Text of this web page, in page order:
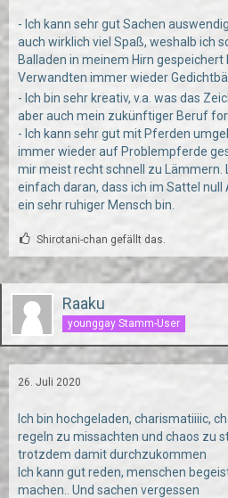
- Ich kann sehr gut Sachen
auch wirklich viel Spaß, weshalb ich
Balladen in meinem Hirn
Verwandten immer wieder
- Ich bin sehr kreativ, v.a. was das
aber auch mein zukünftiger Beruf
- Ich kann sehr gut mit Pferden
immer wieder auf Problempferde
mir meist recht schnell zu Lämmern.
einfach daran, dass ich im Sattel null
ein sehr ruhiger Mensch bin.
Shirotani-chan gefällt das.
Raaku
younggay Stamm-User
26. Juli 2020
Ich bin hochgeladen, charismatiiiic,
regeln zu missachten und chaos zu
trotzdem damit durchzukommen
Ich kann gut reden, menschen
machen.. Und sachen vergessen